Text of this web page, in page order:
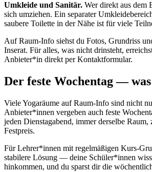
Umkleide und Sanitär. Wer direkt aus dem
sich umziehen. Ein separater
saubere Toilette in der Nähe ist für viele
Auf Raum-Info siehst du Fotos, Grundriss
Inserat. Für alles, was nicht drinsteht,
Anbieter*in direkt per Kontaktformular.
Der feste Wochentag —
Viele Yogaräume auf Raum-Info sind nicht
Anbieter*innen vergeben auch feste
jeden Dienstagabend, immer derselbe Raum,
Festpreis.
Für Lehrer*innen mit regelmäßigen Kurs-
stabilere Lösung — deine Schüler*innen
hinkommen, und du sparst dir die